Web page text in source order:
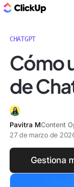
CHATGPT
Cómo
de
Pavitra MContent
27 de marzo de
Gestiona